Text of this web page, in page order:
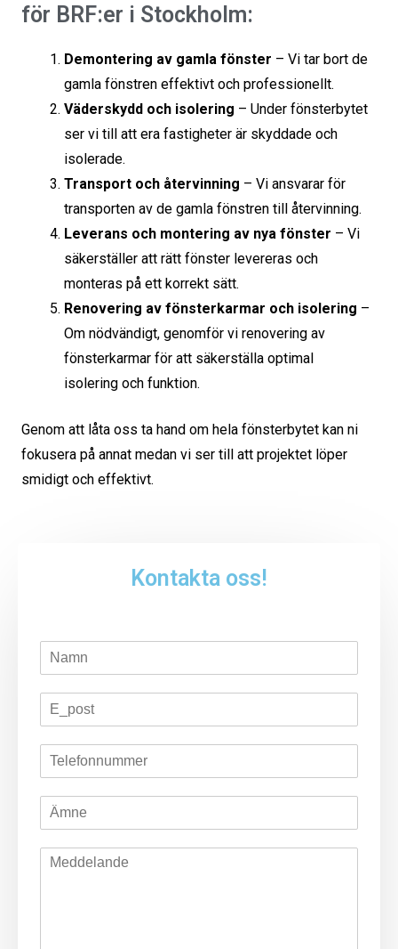
för BRF:er i Stockholm:
Demontering av gamla fönster – Vi tar bort de
gamla fönstren effektivt och professionellt.
Väderskydd och isolering – Under fönsterbytet
ser vi till att era fastigheter är skyddade och
isolerade.
Transport och återvinning – Vi ansvarar för
transporten av de gamla fönstren till återvinning.
Leverans och montering av nya fönster – Vi
säkerställer att rätt fönster levereras och
monteras på ett korrekt sätt.
Renovering av fönsterkarmar och isolering –
Om nödvändigt, genomför vi renovering av
fönsterkarmar för att säkerställa optimal
isolering och funktion.
Genom att låta oss ta hand om hela fönsterbytet kan ni
fokusera på annat medan vi ser till att projektet löper
smidigt och effektivt.
Kontakta oss!